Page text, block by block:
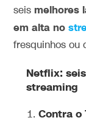
seis melhores
em alta no
fresquinhos ou
Netflix:
streaming
Contra o